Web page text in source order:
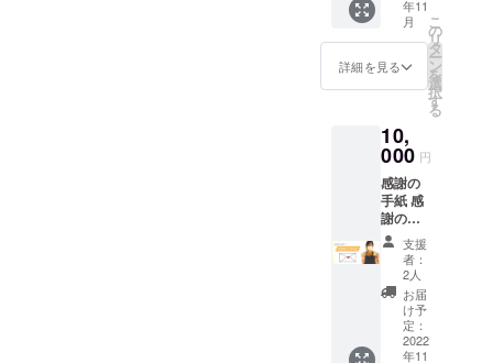
りに来
ていた
だいて
もOK）
の食品
表示は
商品の
ラベル
に表記
されま
す。 商
品開封
前には
必ずお
届けの
リター
まかせ
でパン
をお届
けしま
す。 60
サイズ2
内で、
パンを
10個前
後お届
けしま
す。 発
送は
クール
便でお
届けし
ます 解
凍後、
すぐに
年11
月
詳細を見る
こ
の
リ
タ
ー
ン
を
選
択
す
る
10,
000 円
感謝の
手紙 感
謝の手
紙をお
届けし
ます。
支援
者：
2人
お届
け予
定：
2022
年11